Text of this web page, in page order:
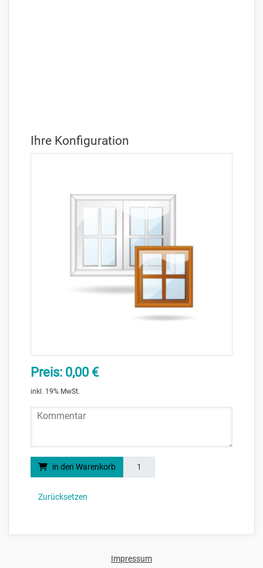
Ihre Konfiguration
Preis: 0,00 €
inkl. 19% MwSt.
Kommentar
in den Warenkorb
Menge
Zurücksetzen
Impressum